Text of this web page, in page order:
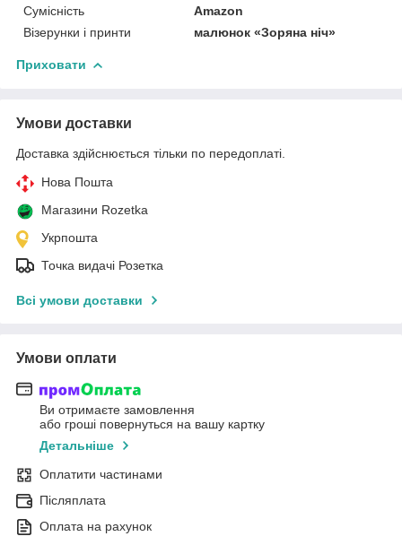
Сумісність
Amazon
Візерунки і принти
малюнок «Зоряна ніч»
Приховати
Умови доставки
Доставка здійснюється тільки по передоплаті.
Нова Пошта
Магазини Rozetka
Укрпошта
Точка видачі Розетка
Всі умови доставки
Умови оплати
Ви отримаєте замовлення
або гроші повернуться на вашу картку
Детальніше
Оплатити частинами
Післяплата
Оплата на рахунок